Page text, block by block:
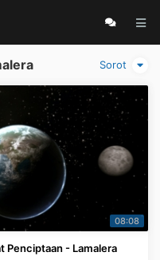
Sorot
08:08
Penciptaan - Lamalera